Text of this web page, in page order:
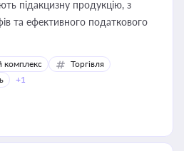
підакцизну продукцію, з
та ефективного податкового
комплекс
Торгівля
+1